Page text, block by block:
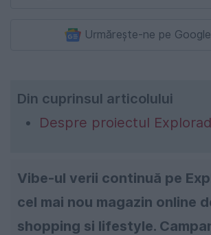
Urmărește-ne pe
Din cuprinsul articolului
Despre proiectul
Vibe-ul verii continuă pe
cel mai nou magazin online
shopping si lifestyle.